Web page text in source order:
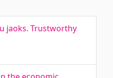
jaoks. Trustworthy